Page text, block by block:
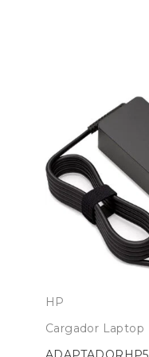
HP
Cargador Laptop